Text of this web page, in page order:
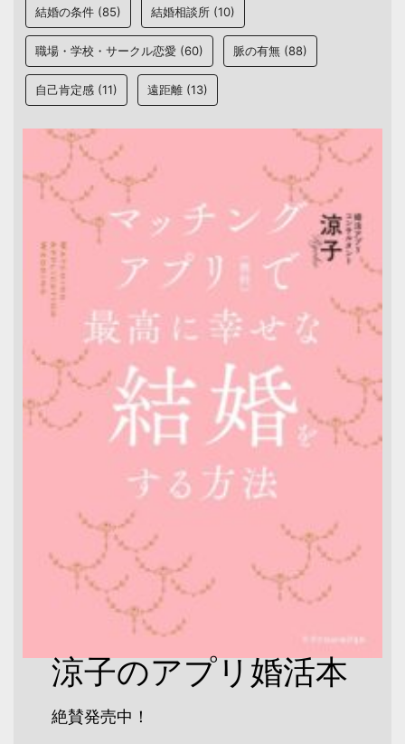
結婚の条件 (85) 結婚相談所 (10)
職場・学校・サークル恋愛 (60) 脈の有無 (88)
自己肯定感 (11) 遠距離 (13)
涼子のアプリ婚活本
絶賛発売中！